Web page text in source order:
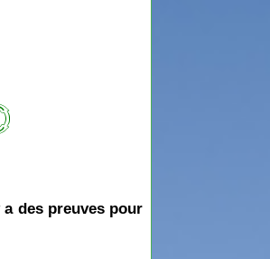
des preuves pour